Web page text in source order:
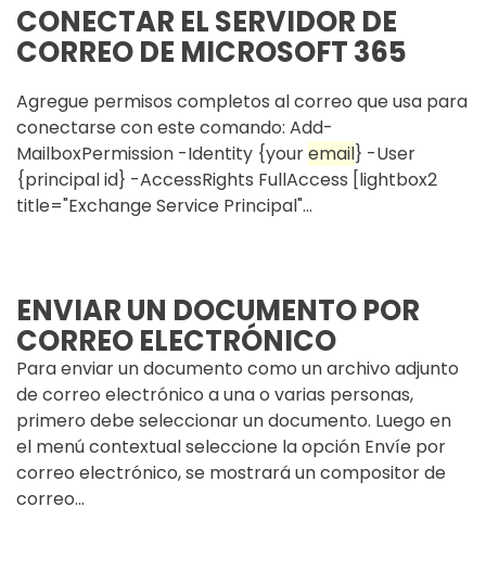
CONECTAR EL SERVIDOR DE
CORREO DE MICROSOFT 365
Agregue permisos completos al correo que usa para
conectarse con este comando: Add-
MailboxPermission -Identity {youremail} -User
{principal id} -AccessRights FullAccess [lightbox2
title="Exchange Service Principal"...
ENVIAR UN DOCUMENTO POR
CORREO ELECTRÓNICO
Para enviar un documento como un archivo adjunto
de correo electrónico a una o varias personas,
primero debe seleccionar un documento. Luego en
el menú contextual seleccione la opción Envíe por
correo electrónico, se mostrará un compositor de
correo...